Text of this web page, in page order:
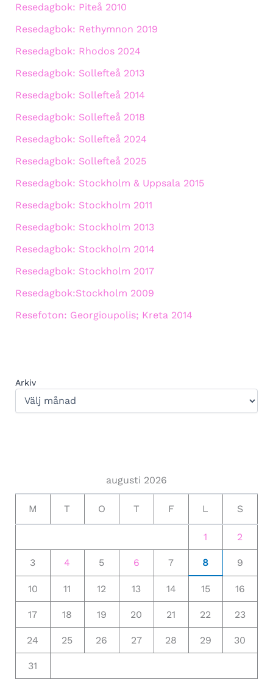
Resedagbok: Piteå 2010
Resedagbok: Rethymnon 2019
Resedagbok: Rhodos 2024
Resedagbok: Sollefteå 2013
Resedagbok: Sollefteå 2014
Resedagbok: Sollefteå 2018
Resedagbok: Sollefteå 2024
Resedagbok: Sollefteå 2025
Resedagbok: Stockholm & Uppsala 2015
Resedagbok: Stockholm 2011
Resedagbok: Stockholm 2013
Resedagbok: Stockholm 2014
Resedagbok: Stockholm 2017
Resedagbok:Stockholm 2009
Resefoton: Georgioupolis; Kreta 2014
Arkiv
augusti 2026
M T O T F L S
1 2
3 4 5 6 7 8 9
10 11 12 13 14 15 16
17 18 19 20 21 22 23
24 25 26 27 28 29 30
31